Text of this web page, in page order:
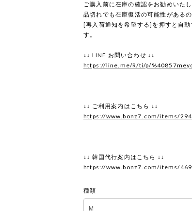
ご購入前に在庫の確認をお勧めいたし
品切れでも在庫復活の可能性がある
[再入荷通知を希望する]を押すと自動
す。
↓↓ LINE お問い合わせ ↓↓
https://line.me/R/ti/p/
↓↓ ご利用案内はこちら ↓↓
https://www.bonz7.com/items/
↓↓ 韓国代行案内はこちら ↓↓
https://www.bonz7.com/items/
種類